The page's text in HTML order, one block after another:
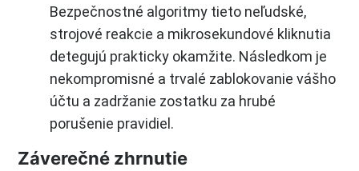
Bezpečnostné algoritmy tieto neľudské,
strojové reakcie a mikrosekundové kliknutia
detegujú prakticky okamžite. Následkom je
nekompromisné a trvalé zablokovanie vášho
účtu a zadržanie zostatku za hrubé
porušenie pravidiel.
Záverečné zhrnutie